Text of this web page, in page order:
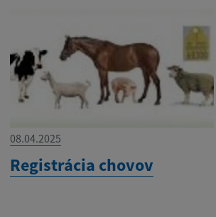
08.04.2025
Registrácia chovov